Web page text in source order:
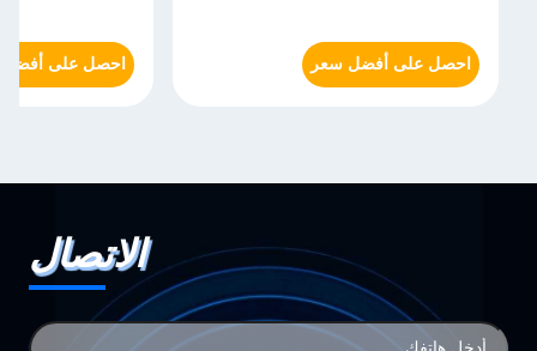
احصل على أفضل سعر احصل على
الاتصال